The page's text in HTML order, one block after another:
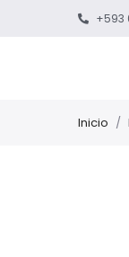
+593
Inicio /